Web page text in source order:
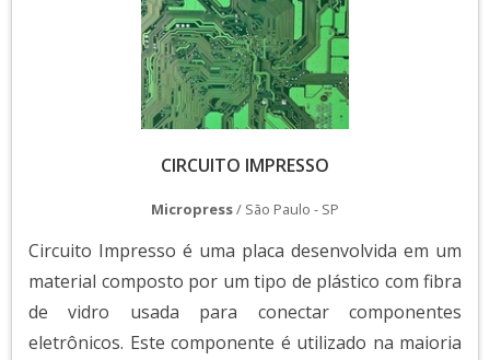
CIRCUITO IMPRESSO
Micropress/ São Paulo - SP
Circuito Impresso é uma placa desenvolvida em um
material composto por um tipo de plástico com fibra
de vidro usada para conectar componentes
eletrônicos. Este componente é utilizado na maioria